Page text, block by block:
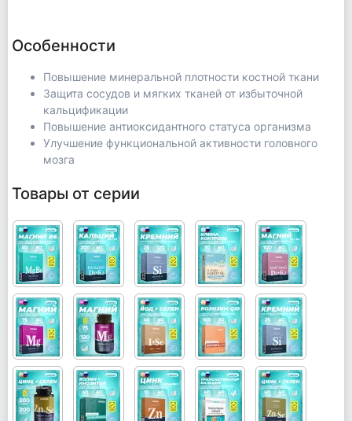
Особенности
Повышение минеральной плотности костной ткани
Защита сосудов и мягких тканей от избыточной
кальцификации
Повышение антиоксидантного статуса организма
Улучшение функциональной активности головного
мозга
Товары от серии